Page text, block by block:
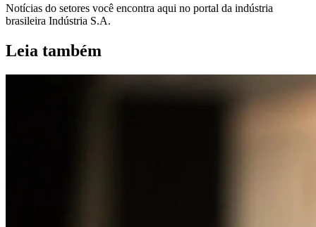
Notícias do setores você encontra aqui no portal da indústria
brasileira Indústria S.A.
Leia também